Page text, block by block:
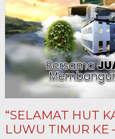
“SELAMAT HUT
LUWU TIMUR KE